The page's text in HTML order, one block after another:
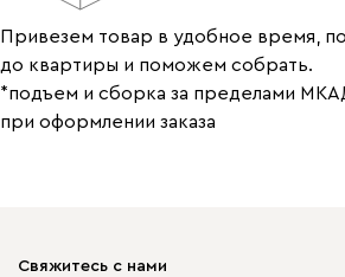
Привезем товар в удобное время,
до квартиры и поможем собрать.
*подъем и сборка за пределами
при оформлении заказа
Свяжитесь с нами